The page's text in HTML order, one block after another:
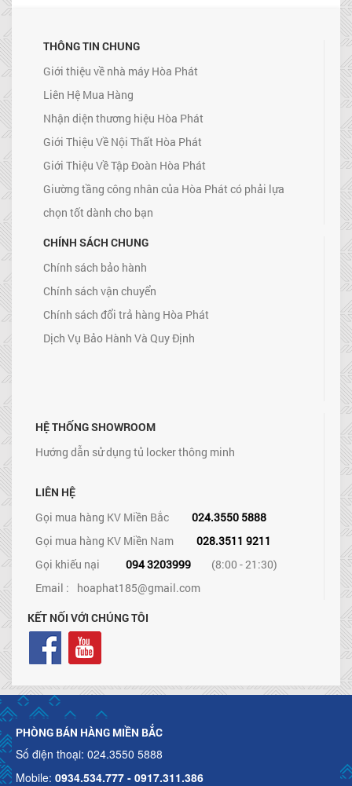
THÔNG TIN CHUNG
Giới thiệu về nhà máy Hòa Phát
Liên Hệ Mua Hàng
Nhận diện thương hiệu Hòa Phát
Giới Thiệu Về Nội Thất Hòa Phát
Giới Thiệu Về Tập Đoàn Hòa Phát
Giường tầng công nhân của Hòa Phát có phải lựa
chọn tốt dành cho bạn
CHÍNH SÁCH CHUNG
Chính sách bảo hành
Chính sách vận chuyển
Chính sách đổi trả hàng Hòa Phát
Dịch Vụ Bảo Hành Và Quy Định
HỆ THỐNG SHOWROOM
Hướng dẫn sử dụng tủ locker thông minh
LIÊN HỆ
Gọi mua hàng KV Miền Bắc
024.3550 5888
Gọi mua hàng KV Miền Nam
028.3511 9211
Gọi khiếu nại
094 3203999
(8:00 - 21:30)
Email : hoaphat185@gmail.com
KẾT NỐI VỚI CHÚNG TÔI
PHÒNG BÁN HÀNG MIỀN BẮC
Số điện thoại: 024.3550 5888
Mobile: 0934.534.777 - 0917.311.386